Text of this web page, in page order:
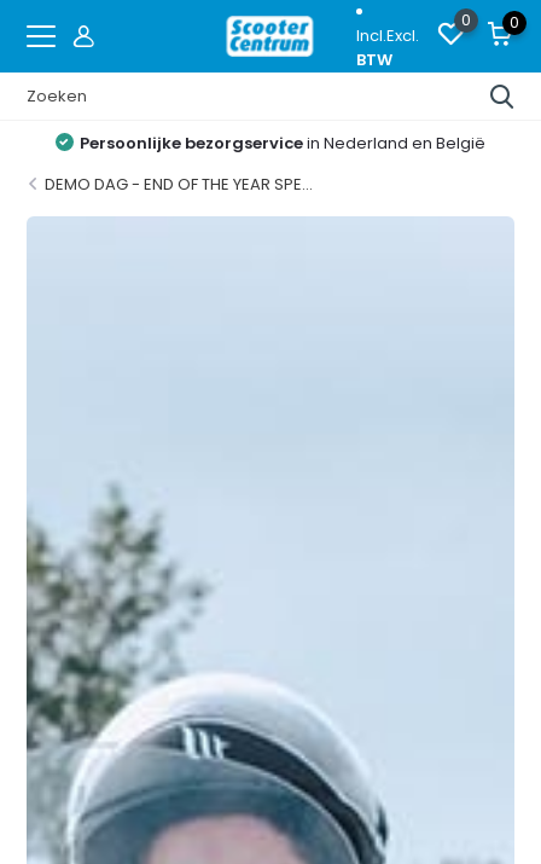
Incl.Excl.
BTW
0 0
Proefrijdenop de nieuwste modellen
DEMO DAG - END OF THE YEAR SPE...